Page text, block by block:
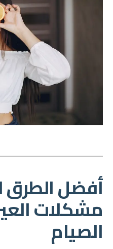
أفضل الطرق
مشكلات
الصيام